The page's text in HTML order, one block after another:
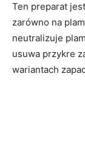
Ten preparat
zarówno na
neutralizuje
usuwa przykre
wariantach